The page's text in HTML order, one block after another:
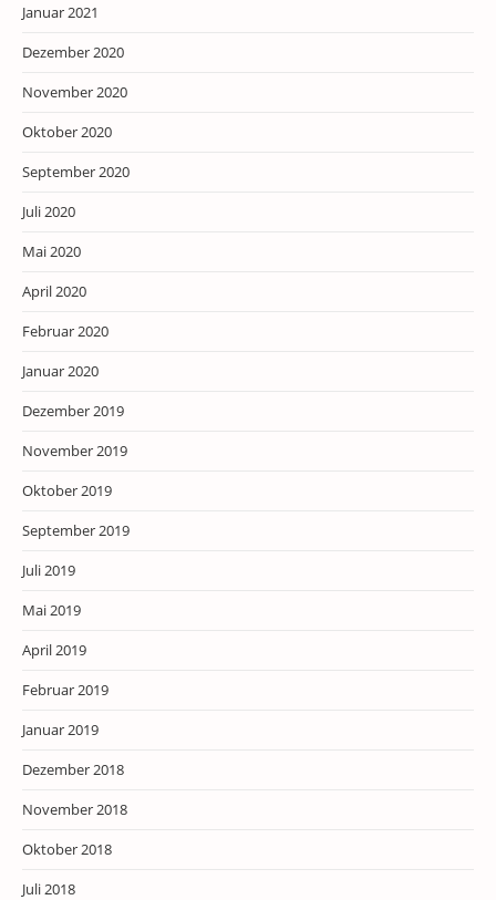
Januar 2021
Dezember 2020
November 2020
Oktober 2020
September 2020
Juli 2020
Mai 2020
April 2020
Februar 2020
Januar 2020
Dezember 2019
November 2019
Oktober 2019
September 2019
Juli 2019
Mai 2019
April 2019
Februar 2019
Januar 2019
Dezember 2018
November 2018
Oktober 2018
Juli 2018